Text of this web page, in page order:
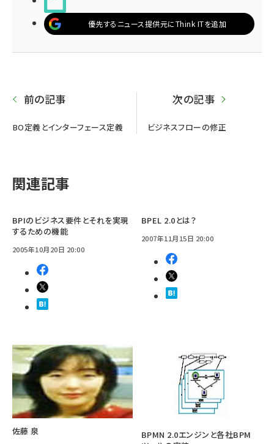
優先するニュース提供元にThink ITを追加
前の記事
BO定義とインターフェース定義
次の記事
ビジネスフローの修正
関連記事
BPIのビジネス要件とそれを実現
するための機能
2005年10月20日 20:00
BPEL 2.0とは？
2007年11月15日 20:00
佐藤 泉
BPMN 2.0エンジンと各社BPM